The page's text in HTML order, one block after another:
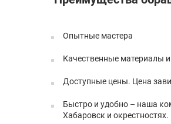
Опытные мастера
Качественные материалы
Доступные цены. Цена
Быстро и удобно – наша
Хабаровск и окрестностях.